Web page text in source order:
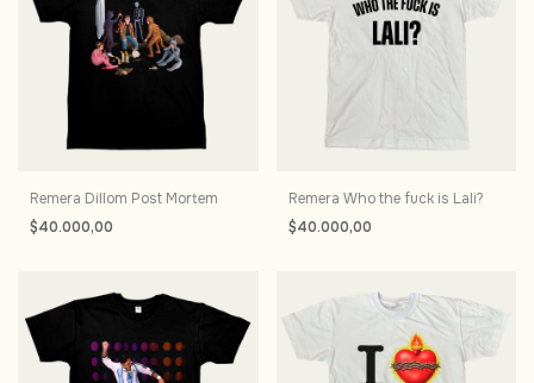
Remera Dillom Post Mortem
$40.000,00
Remera Who the fuck is Lali?
$40.000,00